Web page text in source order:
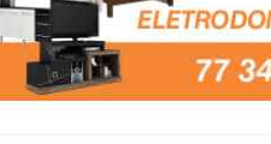
Brasil
Brumado